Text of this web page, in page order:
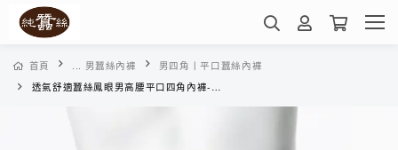
首頁 ... 男蠶絲內褲
男四角丨平口蠶絲內褲
透氣舒適蠶絲鳳眼男高腰平口四角內褲-VMA5BA01JJ(桔藍葉紋)